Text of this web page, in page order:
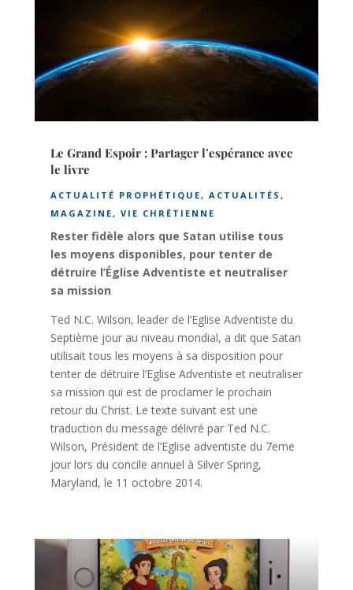
Le Grand Espoir : Partager l’espérance avec
le livre
ACTUALITÉ PROPHÉTIQUE, ACTUALITÉS ,
MAGAZINE, VIE CHRÉTIENNE
Rester fidèle alors que Satan utilise tous
les moyens disponibles, pour tenter de
détruire l’Église Adventiste et neutraliser
sa mission
Ted N.C. Wilson, leader de l’Eglise Adventiste du
Septième jour au niveau mondial, a dit que Satan
utilisait tous les moyens à sa disposition pour
tenter de détruire l’Eglise Adventiste et neutraliser
sa mission qui est de proclamer le prochain
retour du Christ. Le texte suivant est une
traduction du message délivré par Ted N.C.
Wilson, Président de l’Eglise adventiste du 7eme
jour lors du concile annuel à Silver Spring,
Maryland, le 11 octobre 2014.